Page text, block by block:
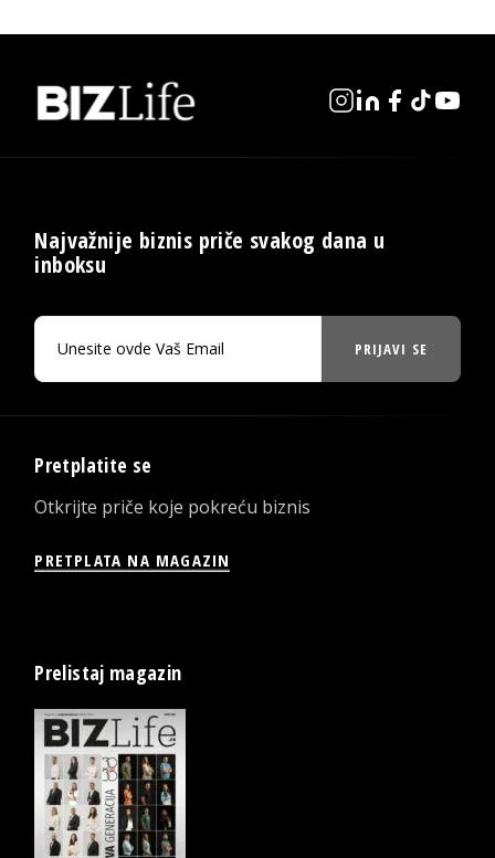
Najvažnije biznis priče svakog dana u
inboksu
PRIJAVI SE
Pretplatite se
Otkrijte priče koje pokreću biznis
PRETPLATA NA MAGAZIN
Prelistaj magazin